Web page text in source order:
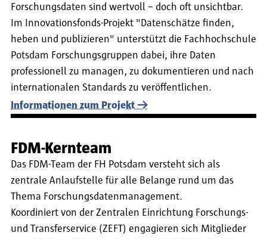
Forschungsdaten sind wertvoll – doch oft unsichtbar.
Im Innovationsfonds-Projekt "Datenschätze finden,
heben und publizieren" unterstützt die Fachhochschule
Potsdam Forschungsgruppen dabei, ihre Daten
professionell zu managen, zu dokumentieren und nach
internationalen Standards zu veröffentlichen.
Informationen zum Projekt
FDM-Kernteam
Das FDM-Team der FH Potsdam versteht sich als
zentrale Anlaufstelle für alle Belange rund um das
Thema Forschungsdatenmanagement.
Koordiniert von der Zentralen Einrichtung Forschungs-
und Transferservice (ZEFT) engagieren sich Mitglieder